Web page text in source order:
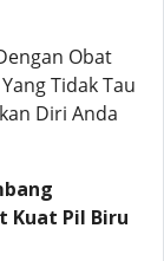
Obat
Tidak Tau
Diri Anda
Kuat Pil Biru